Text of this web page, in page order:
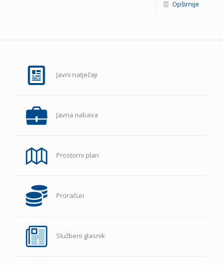
Opširnije
Javni natječaji
Javna nabava
Prostorni plan
Proračun
Službeni glasnik